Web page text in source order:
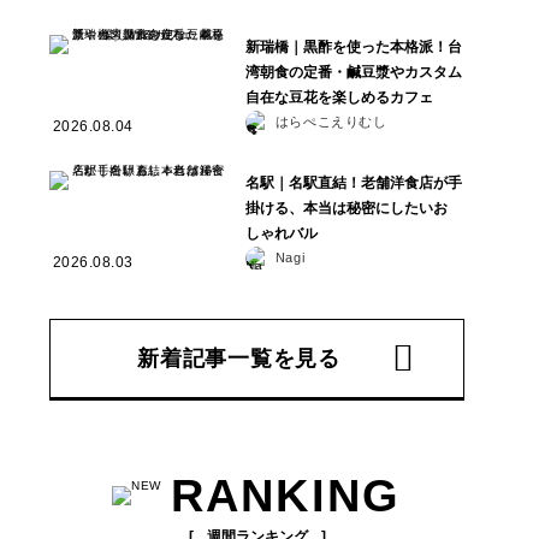
2026.08.04
新瑞橋｜黒酢を使った本格派！台
湾朝食の定番・鹹豆漿やカスタム
自在な豆花を楽しめるカフェ
はらぺこえりむし
2026.08.03
名駅｜名駅直結！老舗洋食店が手
掛ける、本当は秘密にしたいお
しゃれバル
Nagi
新着記事一覧を見る
RANKING